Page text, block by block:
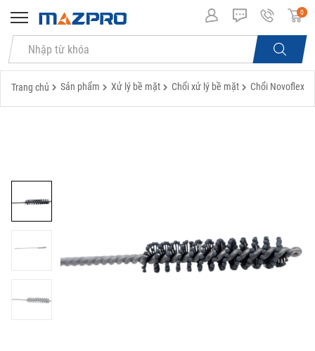
0
Trang chủ Sản phẩm Xử lý bề mặt Chổi xử lý bề mặt Chổi Novoflex-